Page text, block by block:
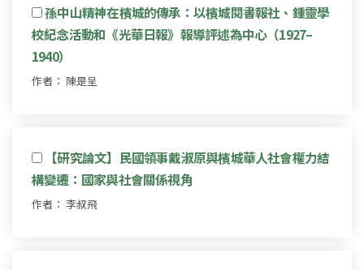
孫中山精神在檳城的傳承：以檳城閱書報社、鍾靈學
校紀念活動和《光華日報》報導評述為中心（1927–
1940）
作者： 陳是呈
【研究論文】民國領事戴淑原與檳城華人社會權力結
構變遷：國家與社會關係視角
作者： 李叔飛